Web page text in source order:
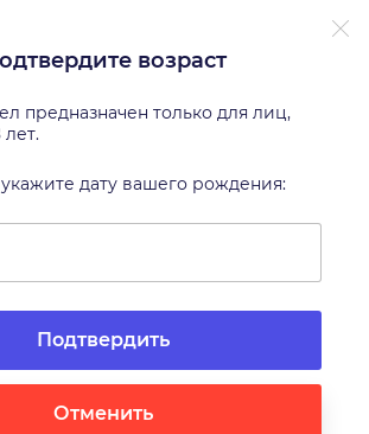
возраст
предназначен только для лиц,
дату вашего рождения:
Подтвердить
Отменить
и костюмы